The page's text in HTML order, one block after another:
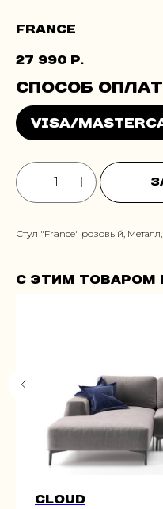
France
27 990 р.
Стул "France" розовый, Металл,
С этим товаром
Cloud